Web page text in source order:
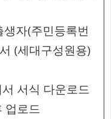
생자(주민등록번
(세대구성원용)
서식 다운로드
업로드